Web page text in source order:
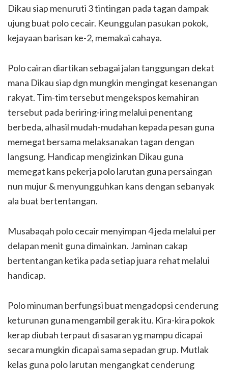
Dikau siap menuruti 3 tintingan pada tagan dampak
ujung buat polo cecair. Keunggulan pasukan pokok,
kejayaan barisan ke-2, memakai cahaya.
Polo cairan diartikan sebagai jalan tanggungan dekat
mana Dikau siap dgn mungkin mengingat kesenangan
rakyat. Tim-tim tersebut mengekspos kemahiran
tersebut pada beriring-iring melalui penentang
berbeda, alhasil mudah-mudahan kepada pesan guna
memegat bersama melaksanakan tagan dengan
langsung. Handicap mengizinkan Dikau guna
memegat kans pekerja polo larutan guna persaingan
nun mujur & menyungguhkan kans dengan sebanyak
ala buat bertentangan.
Musabaqah polo cecair menyimpan 4 jeda melalui per
delapan menit guna dimainkan. Jaminan cakap
bertentangan ketika pada setiap juara rehat melalui
handicap.
Polo minuman berfungsi buat mengadopsi cenderung
keturunan guna mengambil gerak itu. Kira-kira pokok
kerap diubah terpaut di sasaran yg mampu dicapai
secara mungkin dicapai sama sepadan grup. Mutlak
kelas guna polo larutan mengangkat cenderung